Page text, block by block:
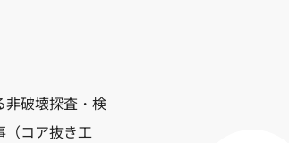
非破壊探査・検
（コア抜き工